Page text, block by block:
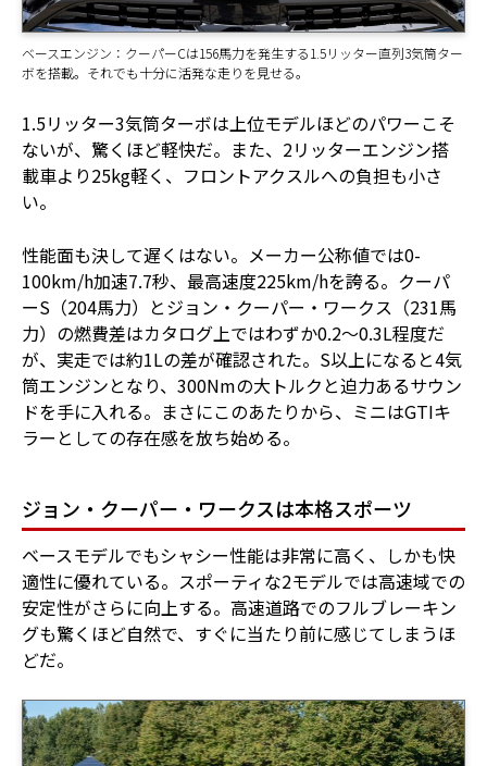
ベースエンジン：クーパーCは156馬力を発生する1.5リッター直列3気筒ター
ボを搭載。それでも十分に活発な走りを見せる。
1.5リッター3気筒ターボは上位モデルほどのパワーこそ
ないが、驚くほど軽快だ。また、2リッターエンジン搭
載車より25kg軽く、フロントアクスルへの負担も小さ
い。
性能面も決して遅くはない。メーカー公称値では0-
100km/h加速7.7秒、最高速度225km/hを誇る。クーパ
ーS（204馬力）とジョン・クーパー・ワークス（231馬
力）の燃費差はカタログ上ではわずか0.2〜0.3L程度だ
が、実走では約1Lの差が確認された。S以上になると4気
筒エンジンとなり、300Nmの大トルクと迫力あるサウン
ドを手に入れる。まさにこのあたりから、ミニはGTIキ
ラーとしての存在感を放ち始める。
ジョン・クーパー・ワークスは本格スポーツ
ベースモデルでもシャシー性能は非常に高く、しかも快
適性に優れている。スポーティな2モデルでは高速域での
安定性がさらに向上する。高速道路でのフルブレーキン
グも驚くほど自然で、すぐに当たり前に感じてしまうほ
どだ。